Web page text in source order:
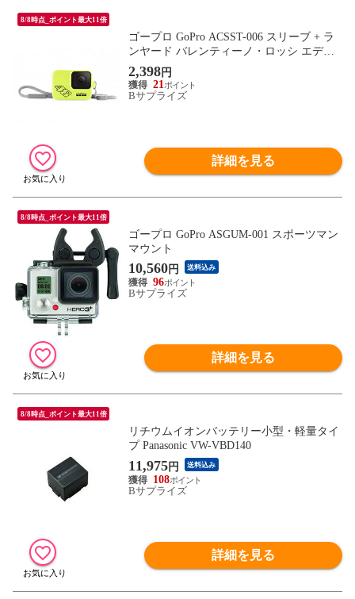
8/8時点_ポイント最大11倍
ゴープロ GoPro ACSST-006 スリーブ + ラ
ンヤード バレンティーノ・ロッシ エディ
ション カメラアクセサリー
2,398円
21
Bサプライズ
詳細を見る
8/8時点_ポイント最大11倍
ゴープロ GoPro ASGUM-001 スポーツマン
マウント
10,560円 送料込み
96
Bサプライズ
詳細を見る
8/8時点_ポイント最大11倍
リチウムイオンバッテリー小型・軽量タイ
プ Panasonic VW-VBD140
11,975円 送料込み
108
Bサプライズ
詳細を見る